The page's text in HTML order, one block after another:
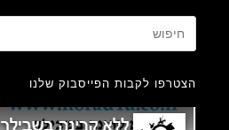
לקבות הפייסבוק שלנו